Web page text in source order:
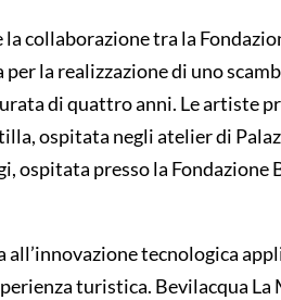
la collaborazione tra la
la realizzazione di uno
di quattro anni. Le artiste
ospitata negli atelier di
ospitata presso la Fondazione
all’innovazione tecnologica
turistica. Bevilacqua La